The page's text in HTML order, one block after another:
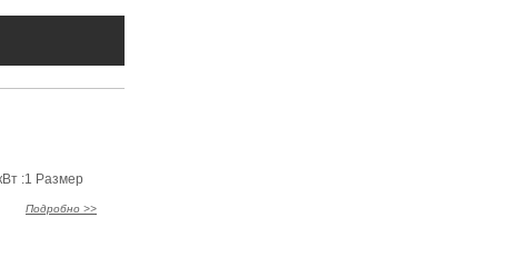
:1 Размер
Подробно >>